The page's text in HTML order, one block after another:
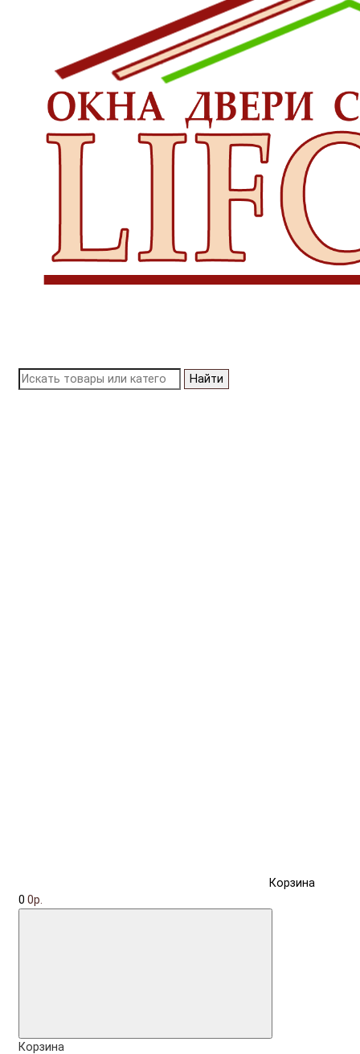
Найти
Корзина
0 0р.
Корзина